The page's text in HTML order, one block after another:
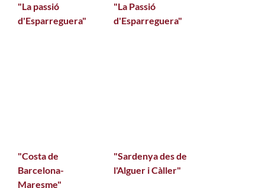
"La passió
d'Esparreguera"
"La Passió
d'Esparreguera"
"Costa de
Barcelona-
Maresme"
"Sardenya des de
l'Alguer i Càller"